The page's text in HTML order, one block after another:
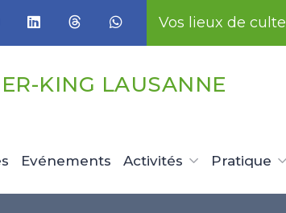
Vos lieux de culte
KING LAUSANNE
Evénements Activités Pratique